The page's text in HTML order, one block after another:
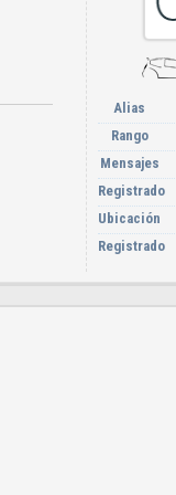
Alias
Rango
Mensajes
Registrado
Ubicación
Registrado